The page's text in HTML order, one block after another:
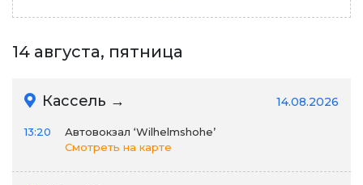
14 августа, пятница
Кассель → 14.08.2026
13:20
Автовокзал ‘Wilhelmshohe’
Смотреть на карте